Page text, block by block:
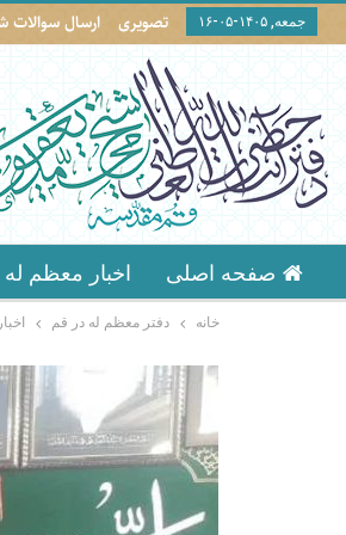
جمعه, ۱۴۰۵-۰۵-۱۶ تصویری ارسال سوالات
صفحه اصلی اخبار معظم له
خانه دفتر معظم له در قم اخبار